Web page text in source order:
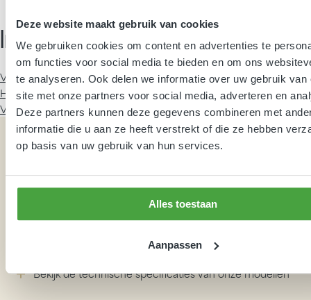
Deze website maakt gebruik van cookies
We gebruiken cookies om content en advertenties te
om functies voor social media te bieden en om ons
te analyseren. Ook delen we informatie over uw gebruik van
site met onze partners voor social media, adverteren en
Deze partners kunnen deze gegevens combineren met
informatie die u aan ze heeft verstrekt of die ze hebben
op basis van uw gebruik van hun services.
Alles toestaan
Aanpassen
Inhoud:
Vorige Roomplus met primeur op de Recreatie Vakbeurs in
Hardenberg
Volgende De mogelijkheden van Roomplus Storage
Vraag onze
catalogus
Ontdek de voordelen van modulaire sanitairmodules
Bekijk de technische specificaties van onze modellen